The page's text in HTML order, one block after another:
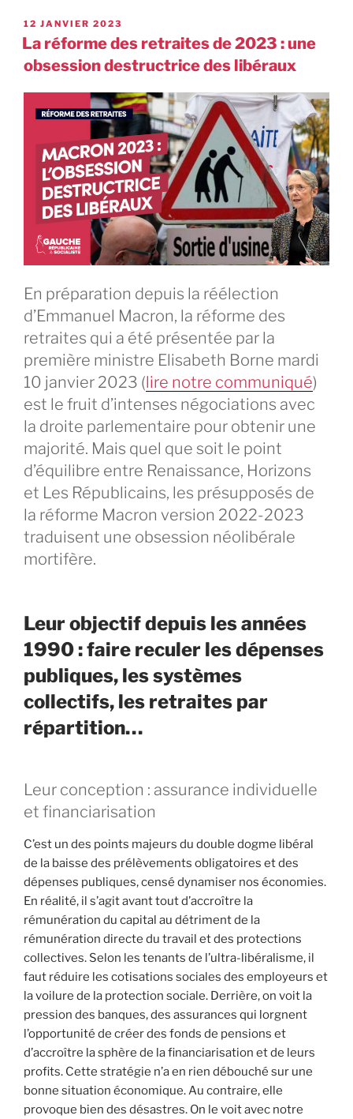
12 JANVIER 2023
La réforme des retraites de 2023 : une
obsession destructrice des libéraux
En préparation depuis la réélection
d’Emmanuel Macron, la réforme des
retraites qui a été présentée par la
première ministre Elisabeth Borne mardi
10 janvier 2023 (lire notre communiqué)
est le fruit d’intenses négociations avec
la droite parlementaire pour obtenir une
majorité. Mais quel que soit le point
d’équilibre entre Renaissance, Horizons
et Les Républicains, les présupposés de
la réforme Macron version 2022-2023
traduisent une obsession néolibérale
mortifère.
Leur objectif depuis les années
1990 : faire reculer les dépenses
publiques, les systèmes
collectifs, les retraites par
répartition…
Leur conception : assurance individuelle
et financiarisation
C’est un des points majeurs du double dogme libéral
de la baisse des prélèvements obligatoires et des
dépenses publiques, censé dynamiser nos économies.
En réalité, il s’agit avant tout d’accroître la
rémunération du capital au détriment de la
rémunération directe du travail et des protections
collectives. Selon les tenants de l’ultra-libéralisme, il
faut réduire les cotisations sociales des employeurs et
la voilure de la protection sociale. Derrière, on voit la
pression des banques, des assurances qui lorgnent
l’opportunité de créer des fonds de pensions et
d’accroître la sphère de la financiarisation et de leurs
profits. Cette stratégie n’a en rien débouché sur une
bonne situation économique. Au contraire, elle
provoque bien des désastres. On le voit avec notre